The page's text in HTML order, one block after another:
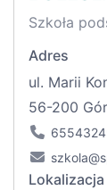
Szkoła
Adres
ul. Marii
56-200
Lokalizacja